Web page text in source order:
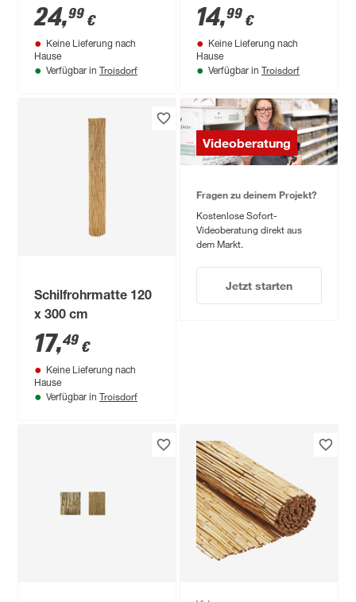
24,99 €
Keine Lieferung nach
Hause
Verfügbar in Troisdorf
14,99 €
Keine Lieferung nach
Hause
Verfügbar in Troisdorf
Schilfrohrmatte 120
x 300 cm
17,49 €
Keine Lieferung nach
Hause
Verfügbar in Troisdorf
Videoberatung
Fragen zu deinem Projekt?
Kostenlose Sofort-
Videoberatung direkt aus
dem Markt.
Jetzt starten